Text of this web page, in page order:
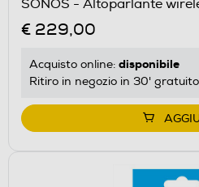
SONOS - Altoparlante
€ 229,00
Acquisto online: disponibile
Ritiro in negozio in 30'